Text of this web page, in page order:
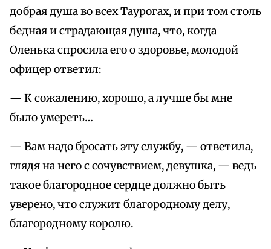
добрая душа во всех Таурогах, и при том столь
бедная и страдающая душа, что, когда
Оленька спросила его о здоровье, молодой
офицер ответил:
— К сожалению, хорошо, а лучше бы мне
было умереть…
— Вам надо бросать эту службу, — ответила,
глядя на него с сочувствием, девушка, — ведь
такое благородное сердце должно быть
уверено, что служит благородному делу,
благородному королю.